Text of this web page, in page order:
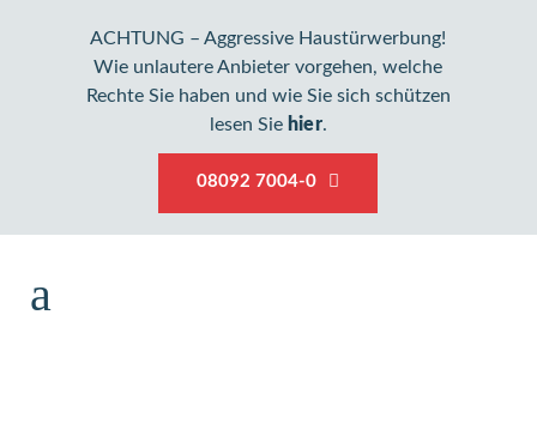
ACHTUNG – Aggressive Haustürwerbung!
Wie unlautere Anbieter vorgehen, welche
Rechte Sie haben und wie Sie sich schützen
lesen Sie hier.
08092 7004-0